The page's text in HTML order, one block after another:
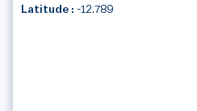
Latitude : -12.789